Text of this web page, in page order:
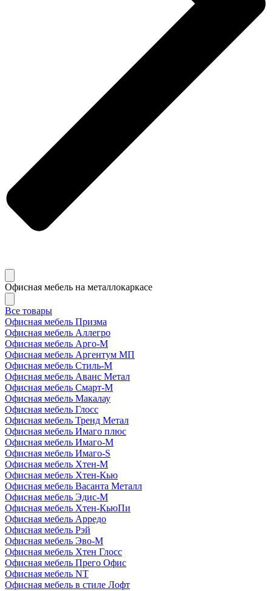
Офисная мебель на металлокаркасе
Все товары
Офисная мебель Призма
Офисная мебель Аллегро
Офисная мебель Арго-М
Офисная мебель Аргентум МП
Офисная мебель Стиль-М
Офисная мебель Аванс Метал
Офисная мебель Смарт-М
Офисная мебель Макалау
Офисная мебель Глосс
Офисная мебель Тренд Метал
Офисная мебель Имаго плюс
Офисная мебель Имаго-М
Офисная мебель Имаго-S
Офисная мебель Хтен-M
Офисная мебель Хтен-Кью
Офисная мебель Васанта Металл
Офисная мебель Эдис-M
Офисная мебель Хтен-КьюПи
Офисная мебель Арредо
Офисная мебель Рэй
Офисная мебель Эво-M
Офисная мебель Хтен Глосс
Офисная мебель Прего Офис
Офисная мебель NT
Офисная мебель в стиле Лофт